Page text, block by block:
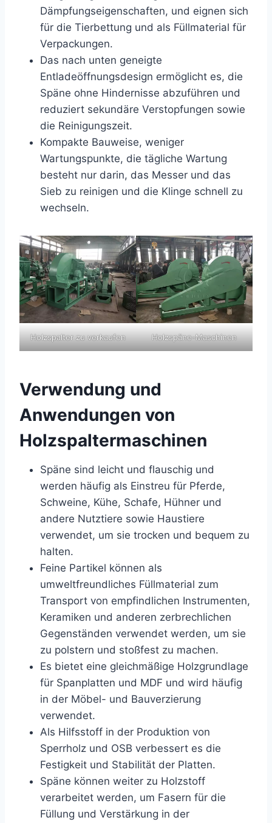
Dämpfungseigenschaften, und eignen sich
für die Tierbettung und als Füllmaterial für
Verpackungen.
Das nach unten geneigte
Entladeöffnungsdesign ermöglicht es, die
Späne ohne Hindernisse abzuführen und
reduziert sekundäre Verstopfungen sowie
die Reinigungszeit.
Kompakte Bauweise, weniger
Wartungspunkte, die tägliche Wartung
besteht nur darin, das Messer und das
Sieb zu reinigen und die Klinge schnell zu
wechseln.
Holzspalter zu verkaufen Holzspäne-Maschinen
Verwendung und
Anwendungen von
Holzspaltermaschinen
Späne sind leicht und flauschig und
werden häufig als Einstreu für Pferde,
Schweine, Kühe, Schafe, Hühner und
andere Nutztiere sowie Haustiere
verwendet, um sie trocken und bequem zu
halten.
Feine Partikel können als
umweltfreundliches Füllmaterial zum
Transport von empfindlichen Instrumenten,
Keramiken und anderen zerbrechlichen
Gegenständen verwendet werden, um sie
zu polstern und stoßfest zu machen.
Es bietet eine gleichmäßige Holzgrundlage
für Spanplatten und MDF und wird häufig
in der Möbel- und Bauverzierung
verwendet.
Als Hilfsstoff in der Produktion von
Sperrholz und OSB verbessert es die
Festigkeit und Stabilität der Platten.
Späne können weiter zu Holzstoff
verarbeitet werden, um Fasern für die
Füllung und Verstärkung in der